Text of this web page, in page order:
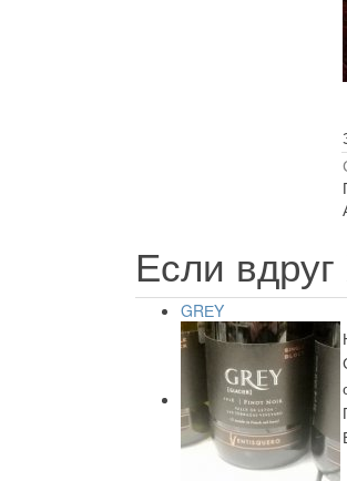
Если
GRЕY